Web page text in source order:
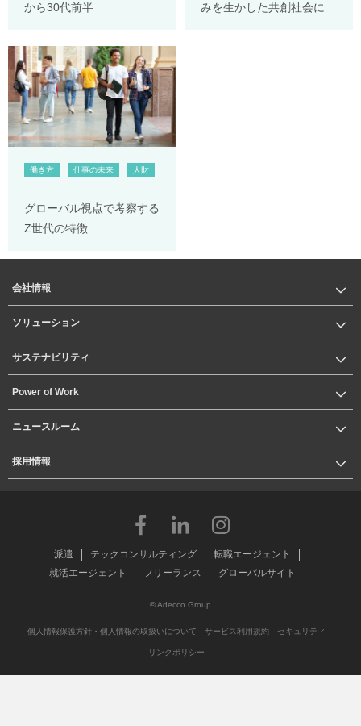
から30代前半
みを生かした共創社会に
働き方 仕事の未来 人財
グローバル視点で考察する
Z世代の特徴
会社情報
ソリューション
サステナビリティ
Power of Work
ニュースルーム
採用情報
派遣 テックコンサルティング
転職エージェント
就活エージェント
フリーランス グローバルサイト
© Adecco Group
個人情報保護方針・個人情報の取扱いについて サービス利用規約 セキュリティ
リンクポリシー